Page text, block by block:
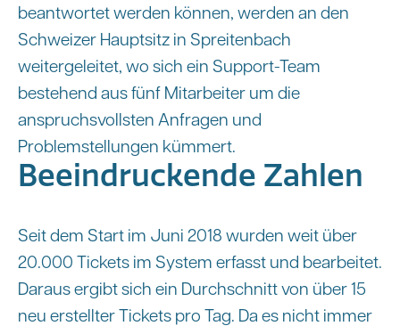
beantwortet werden können, werden an den
Schweizer Hauptsitz in Spreitenbach
weitergeleitet, wo sich ein Support-Team
bestehend aus fünf Mitarbeiter um die
anspruchsvollsten Anfragen und
Problemstellungen kümmert.
Beeindruckende Zahlen
Seit dem Start im Juni 2018 wurden weit über
20.000 Tickets im System erfasst und bearbeitet.
Daraus ergibt sich ein Durchschnitt von über 15
neu erstellter Tickets pro Tag. Da es nicht immer